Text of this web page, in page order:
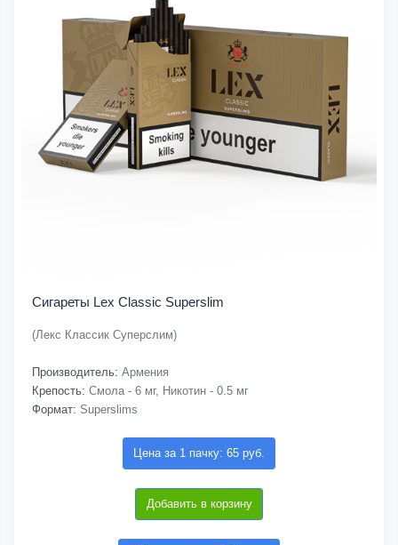
Сигареты Lex Classic Superslim
(Лекс Классик Суперслим)
Производитель: Армения
Крепость: Смола - 6 мг, Никотин - 0.5 мг
Формат: Superslims
Цена за 1 пачку: 65 руб.
Добавить в корзину